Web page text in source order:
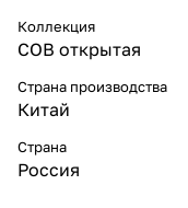
Коллекция
COB открытая
Страна производства
Китай
Страна
Россия